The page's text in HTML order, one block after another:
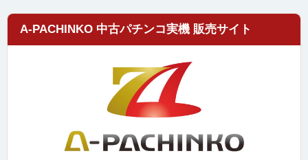
A-PACHINKO 中古パチンコ実機 販売サイト